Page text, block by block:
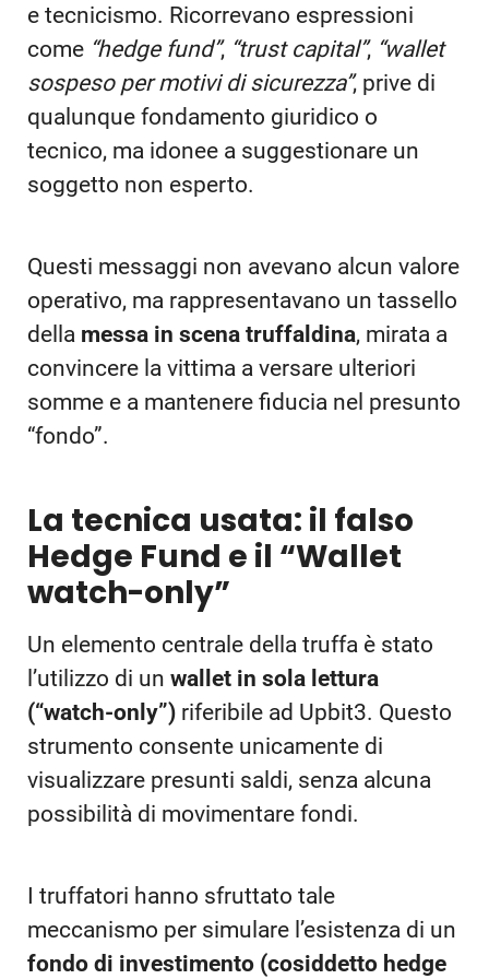
e tecnicismo. Ricorrevano espressioni
come “hedge fund”, “trust capital”, “wallet
sospeso per motivi di sicurezza”, prive di
qualunque fondamento giuridico o
tecnico, ma idonee a suggestionare un
soggetto non esperto.
Questi messaggi non avevano alcun valore
operativo, ma rappresentavano un tassello
della messa in scena truffaldina, mirata a
convincere la vittima a versare ulteriori
somme e a mantenere fiducia nel presunto
“fondo”.
La tecnica usata: il falso
Hedge Fund e il “Wallet
watch-only”
Un elemento centrale della truffa è stato
l’utilizzo di un wallet in sola lettura
(“watch-only”) riferibile ad Upbit3. Questo
strumento consente unicamente di
visualizzare presunti saldi, senza alcuna
possibilità di movimentare fondi.
I truffatori hanno sfruttato tale
meccanismo per simulare l’esistenza di un
fondo di investimento (cosiddetto hedge